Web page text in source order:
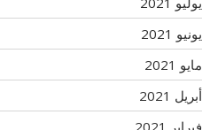
يونيو 2021
مايو 2021
أبريل 2021
فبراير 2021